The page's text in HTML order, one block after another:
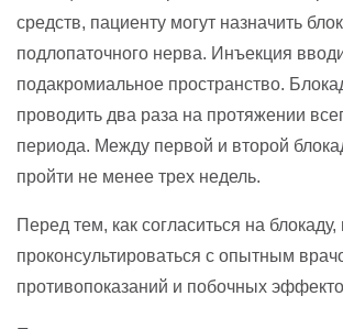
средств, пациенту могут назначить
подлопаточного нерва. Инъекция
подакромиальное пространство.
проводить два раза на протяжении
периода. Между первой и второй
пройти не менее трех недель.
Перед тем, как согласиться на
проконсультироваться с опытным
противопоказаний и побочных